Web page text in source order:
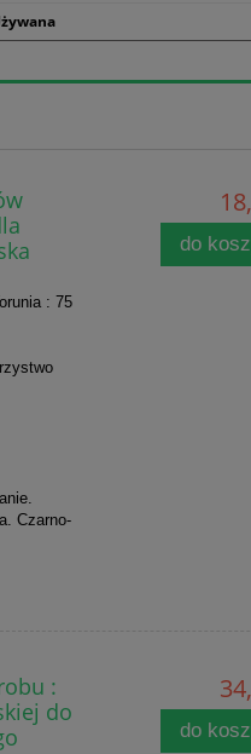
: 75
Czarno-
do
:
do
do